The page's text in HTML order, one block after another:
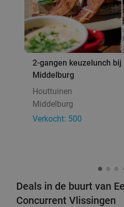
2-gangen keuzelunch
Middelburg
Houttuinen
Middelburg
Verkocht: 500
Deals in de buurt van
Concurrent Vlissingen